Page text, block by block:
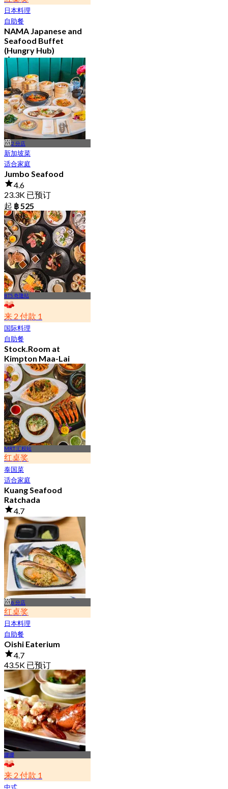
日本料理
自助餐
NAMA Japanese and
Seafood Buffet
(Hungry Hub)
4.6
30K 已预订
起฿ 1,399.5
2 分店
新加坡菜
适合家庭
Jumbo Seafood
4.6
23.3K 已预订
起 ฿ 525
BTS 奇隆站
来 2 付款 1
国际料理
自助餐
Stock.Room at
Kimpton Maa-Lai
Bangkok
4.6
25.3K 已预订
起฿ 442.5
MRT 汇权站
红桌奖
泰国菜
适合家庭
Kuang Seafood
Ratchada
4.7
7.9K 已预订
起 ฿ 950
6 分店
红桌奖
日本料理
自助餐
Oishi Eaterium
4.7
43.5K 已预订
起 ฿ 587
娜娜
来 2 付款 1
中式